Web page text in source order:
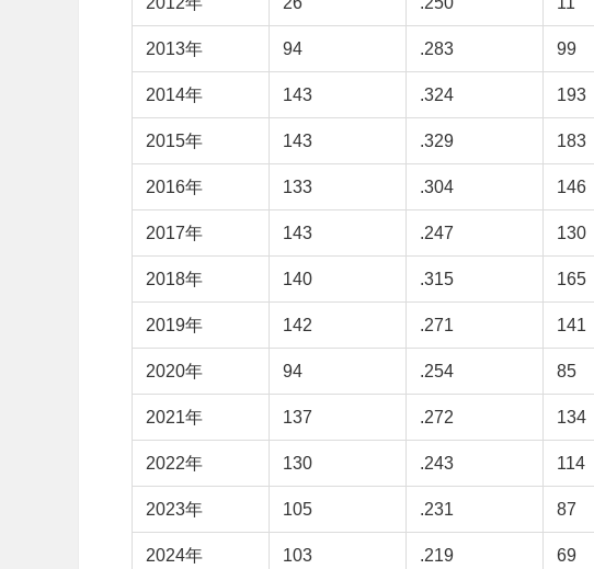
2013年 94 .283 99
2014年 143 .324 193
2015年 143 .329 183
2016年 133 .304 146
2017年 143 .247 130
2018年 140 .315 165
2019年 142 .271 141
2020年 94 .254 85
2021年 137 .272 134
2022年 130 .243 114
2023年 105 .231 87
2024年 103 .219 69